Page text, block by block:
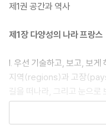
제1권 공간과 역사
제1장 다양성의 나라 프랑스
I. 우선 기술하고, 보고, 보게
지역(regions)과 고장
길을 떠나라, 그리고 눈으로
II. 가능한 범위에서 다양성 설